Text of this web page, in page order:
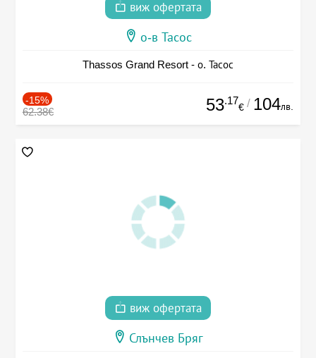
виж офертата
о-в Тасос
Thassos Grand Resort - о. Тасос
-15%
62.38€ 53.17
€ / 104лв.
виж офертата
Слънчев Бряг